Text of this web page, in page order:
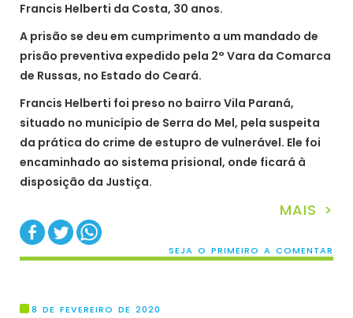
Francis Helberti da Costa, 30 anos.
A prisão se deu em cumprimento a um mandado de
prisão preventiva expedido pela 2° Vara da Comarca
de Russas, no Estado do Ceará.
Francis Helberti foi preso no bairro Vila Paraná,
situado no município de Serra do Mel, pela suspeita
da prática do crime de estupro de vulnerável. Ele foi
encaminhado ao sistema prisional, onde ficará à
disposição da Justiça.
MAIS >
SEJA O PRIMEIRO A COMENTAR
8 DE FEVEREIRO DE 2020